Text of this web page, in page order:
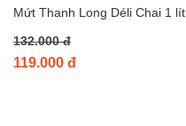
Mứt Thanh Long Déli Chai 1 lít
132.000 đ
119.000 đ